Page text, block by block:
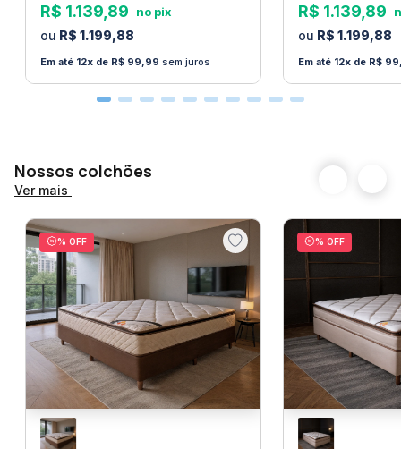
R$ 1.139, 89
R$ 1.199,88
12 R$ 99 99 sem juros
R$ 1.139, 89
R$ 1.199,88
12 R$ 99
Nossos colchões
Ver mais
% OFF % OFF